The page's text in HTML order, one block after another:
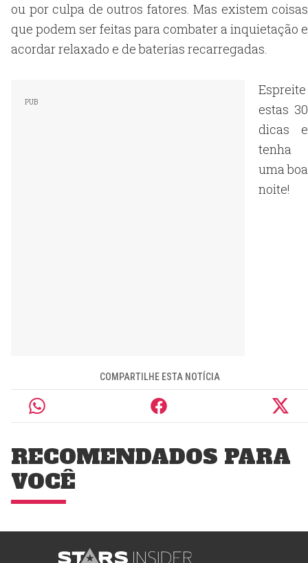
ou por culpa de outros fatores. Mas existem coisas
que podem ser feitas para combater a inquietação e
acordar relaxado e de baterias recarregadas.
Espreite
estas 30
dicas e
tenha
uma boa
noite!
COMPARTILHE ESTA NOTÍCIA
RECOMENDADOS PARA
VOCÊ